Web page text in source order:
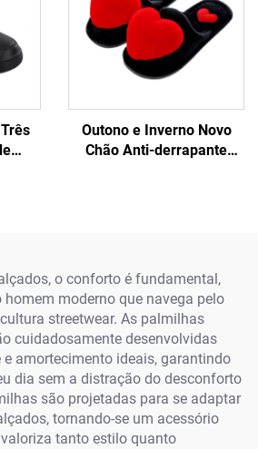
Outono e Inverno Novo
Chão Anti-derrapante
o conforto é fundamental,
moderno que navega pelo
streetwear. As palmilhas
cuidadosamente desenvolvidas
e amortecimento ideais, garantindo
dia sem a distração do desconforto
são projetadas para se adaptar
tornando-se um acessório
tanto estilo quanto